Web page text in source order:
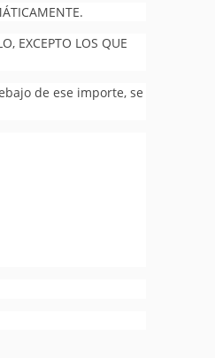
EXCEPTO LOS QUE
de ese importe, se